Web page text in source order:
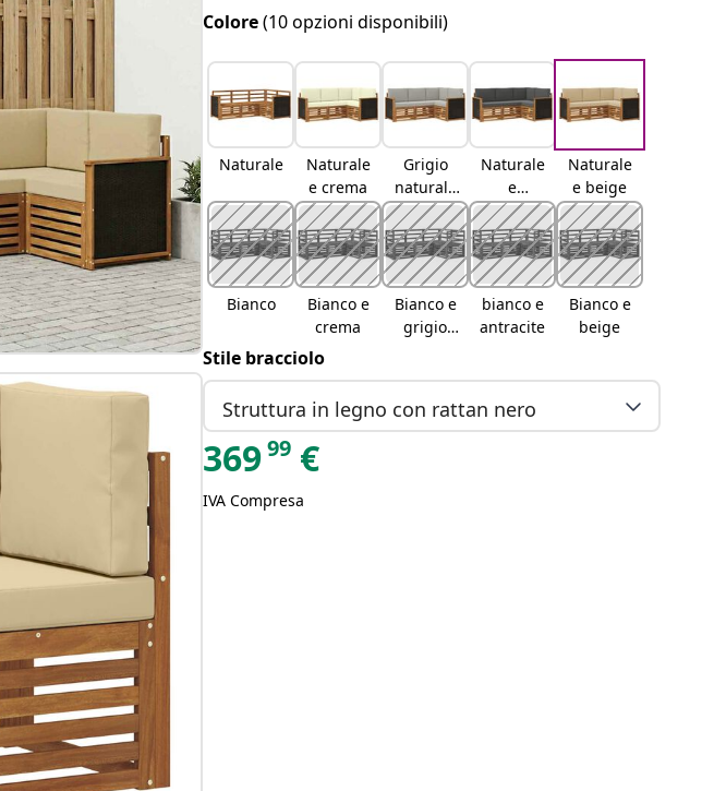
Colore(10 opzioni disponibili)
Naturale
Naturale
e crema
Grigio
naturale
e chiaro
Naturale
e
antracite
Naturale
e beige
Bianco
Bianco e
crema
Bianco e
grigio
bianco e
antracite
Bianco e
beige
Stile bracciolo
Struttura in legno con rattan nero
36999 €
IVA Compresa